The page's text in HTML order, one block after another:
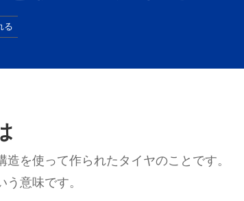
る
を使って作られたタイヤのことです。
意味です。